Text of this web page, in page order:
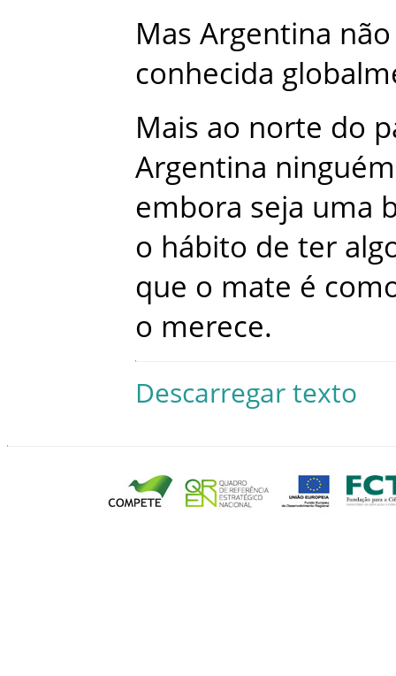
Mas Argentina não
conhecida
Mais ao norte do
Argentina ninguém
embora seja uma
o hábito de ter
que o mate é
o merece.
Descarregar texto